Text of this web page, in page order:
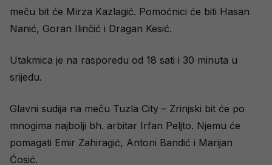
meču bit će Mirza Kazlagić. Pomoćnici će biti Hasan
Nanić, Goran Ilinčić i Dragan Kesić.
Utakmica je na rasporedu od 18 sati i 30 minuta u
srijedu.
Glavni sudija na meču Tuzla City – Zrinjski bit će po
mnogima najbolji bh. arbitar Irfan Peljto. Njemu će
pomagati Emir Zahiragić, Antoni Bandić i Marijan
Ćosić.